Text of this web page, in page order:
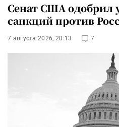
Сенат США одобрил
санкций против
7 августа 2026, 20:13 7